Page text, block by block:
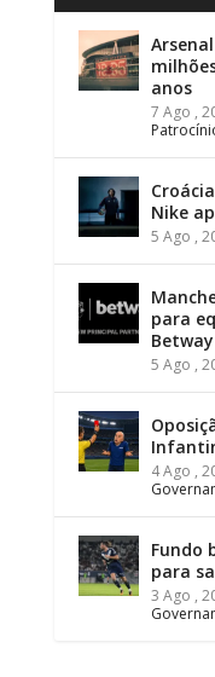
anos
7 Ago ,
Nike
5 Ago ,
para
5 Ago ,
4 Ago ,
Fundo
para
3 Ago ,